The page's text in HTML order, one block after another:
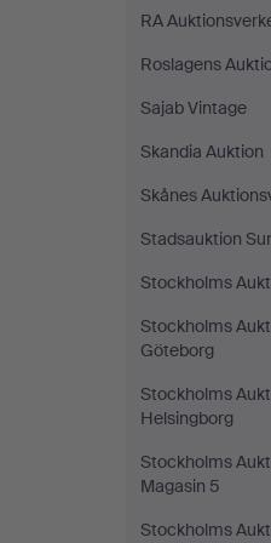
RA
Roslagens
Sajab Vintage
Skandia Auktion
Skånes
Stadsauktion
Stockholms
Stockholms
Göteborg
Stockholms
Helsingborg
Stockholms
Magasin 5
Stockholms